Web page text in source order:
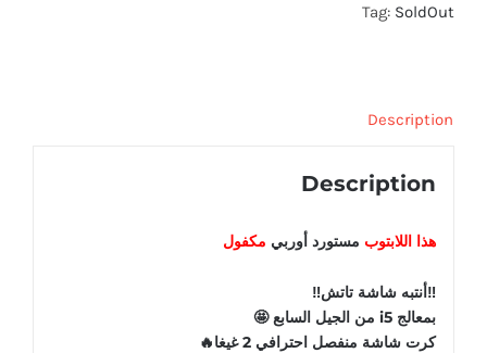
Tag: SoldOut
Description
Description
هذا اللابتوب مستورد أوربي مكفول
‼أنتبه شاشة تاتش‼
بمعالج i5 من الجيل السابع 🤩
كرت شاشة منفصل احترافي 2 غيغا🔥